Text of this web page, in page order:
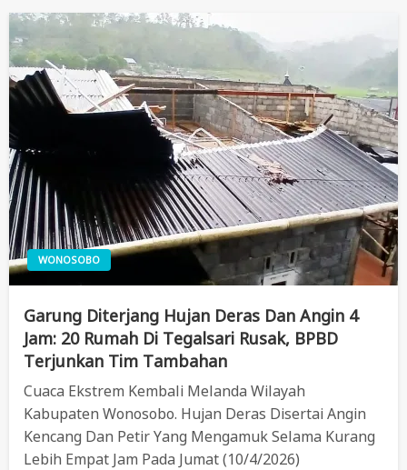
WONOSOBO
Garung Diterjang Hujan Deras Dan Angin 4
Jam: 20 Rumah Di Tegalsari Rusak, BPBD
Terjunkan Tim Tambahan
Cuaca Ekstrem Kembali Melanda Wilayah
Kabupaten Wonosobo. Hujan Deras Disertai Angin
Kencang Dan Petir Yang Mengamuk Selama Kurang
Lebih Empat Jam Pada Jumat (10/4/2026)